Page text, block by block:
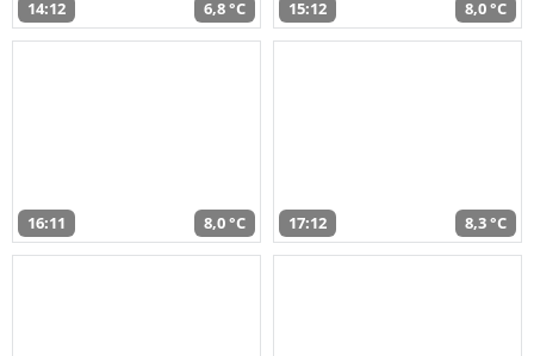
14:12 6,8 °C 15:12 8,0 °C
16:11 8,0 °C 17:12 8,3 °C